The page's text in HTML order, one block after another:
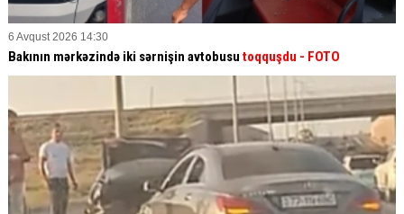
6 Avqust 2026 14:30
Bakının mərkəzində iki sərnişin avtobusu toqquşdu - FOTO